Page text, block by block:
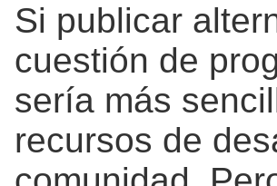
Si publicar
cuestión de
sería más
recursos de